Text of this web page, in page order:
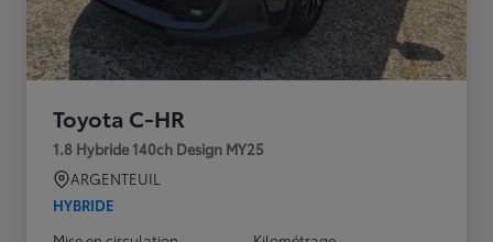
Toyota C-HR
1.8 Hybride 140ch Design MY25
ARGENTEUIL
HYBRIDE